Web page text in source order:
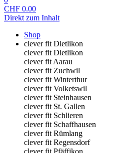
CHF 0.00
Direkt zum Inhalt
Shop
clever fit Dietlikon
clever fit Dietlikon
clever fit Aarau
clever fit Zuchwil
clever fit Winterthur
clever fit Volketswil
clever fit Steinhausen
clever fit St. Gallen
clever fit Schlieren
clever fit Schaffhausen
clever fit Rümlang
clever fit Regensdorf
clever fit Pfäffikon